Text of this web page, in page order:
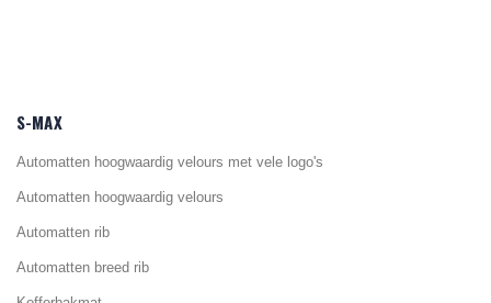
S-MAX
Automatten hoogwaardig velours met vele logo's
Automatten hoogwaardig velours
Automatten rib
Automatten breed rib